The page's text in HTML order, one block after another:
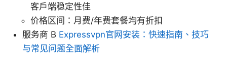
客户端稳定性佳
价格区间：月费/年费套餐均有折扣
服务商 B Expressvpn官网安装：快速指南、技巧
与常见问题全面解析